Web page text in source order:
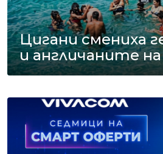
Цигани смениха
и англичаните